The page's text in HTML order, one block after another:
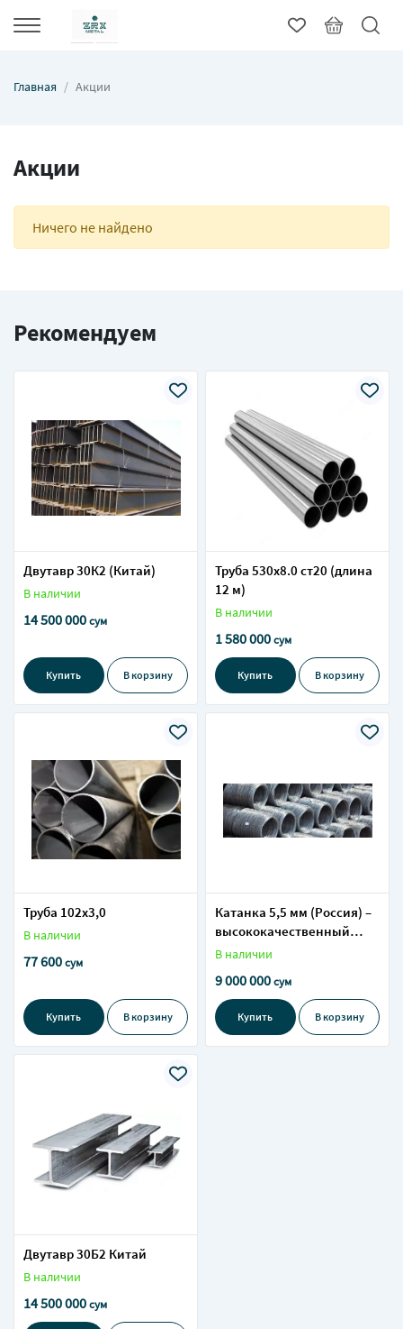
Главная Акции
Акции
Ничего не найдено
Рекомендуем
Двутавр 30К2 (Китай)
В наличии
14 500 000сум
Купить В корзину
Труба 530х8.0 ст20 (длина
12 м)
В наличии
1 580 000сум
Купить В корзину
Труба 102х3,0
В наличии
77 600сум
Купить В корзину
Катанка 5,5 мм (Россия) –
высококачественный
металл для
строительства
В наличии
9 000 000сум
Купить В корзину
Двутавр 30Б2 Китай
В наличии
14 500 000сум